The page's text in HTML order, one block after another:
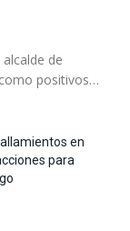
de
positivos…
en
para